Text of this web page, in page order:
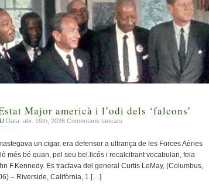
Major americà i l’odi dels ‘falcons’
Data: abr. 19th, 2026 Comentaris tancats
de
un cigar, era defensor a ultrança de les Forces Aèries
més bé quan, pel seu bel.licós i recalcitrant vocabulari, feia
F.Kennedy. Es tractava del general Curtis LeMay, (Columbus,
– Riverside, Califòrnia, 1 […]